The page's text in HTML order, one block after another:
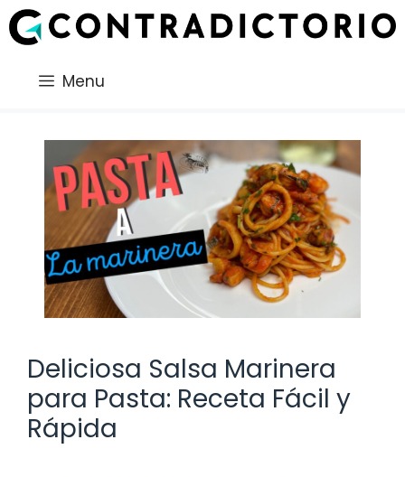
Saltar
al
Menu
Deliciosa Salsa Marinera
para Pasta: Receta Fácil y
Rápida